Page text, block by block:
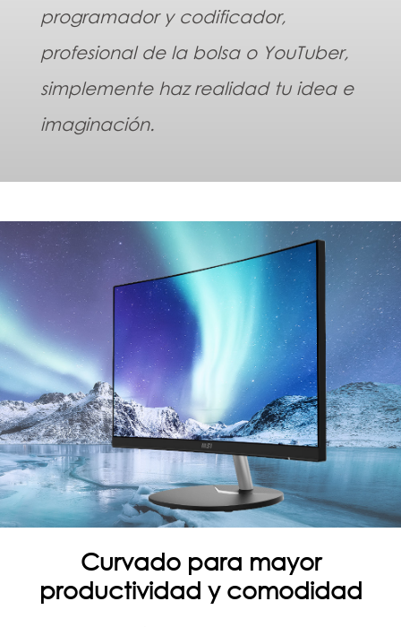
programador y codificador,
profesional de la bolsa o YouTuber,
simplemente haz realidad tu idea e
imaginación.
Curvado para mayor
productividad y comodidad